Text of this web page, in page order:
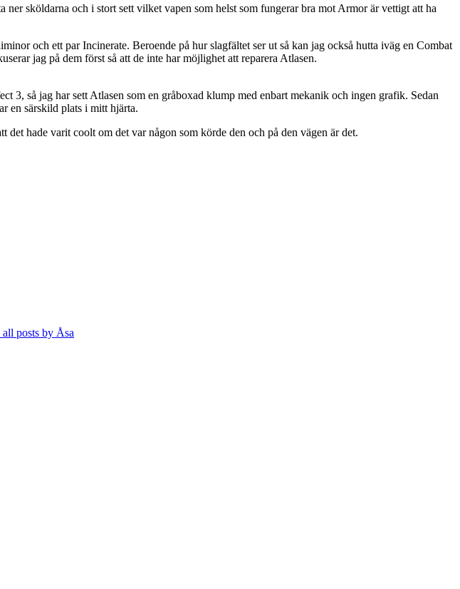
ner sköldarna och i stort sett vilket vapen som helst som fungerar bra mot Armor är vettigt att ha
och ett par Incinerate. Beroende på hur slagfältet ser ut så kan jag också hutta iväg en Combat
jag på dem först så att de inte har möjlighet att reparera Atlasen.
3, så jag har sett Atlasen som en gråboxad klump med enbart mekanik och ingen grafik. Sedan
en särskild plats i mitt hjärta.
hade varit coolt om det var någon som körde den och på den vägen är det.
posts by Åsa